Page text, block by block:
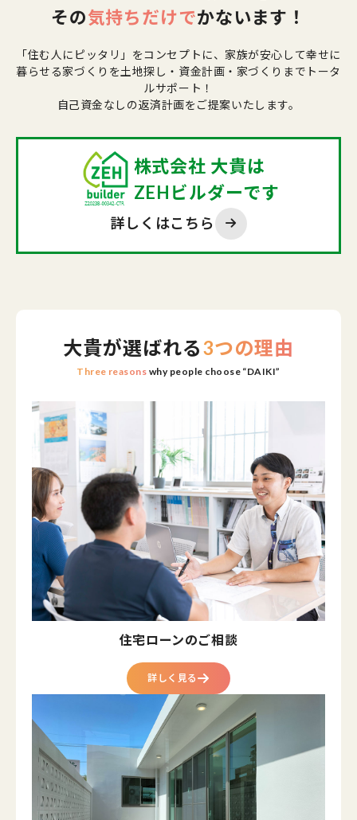
その気持ちだけでかないます！
「住む人にピッタリ」をコンセプトに、 家族が安心して幸せに
暮らせる家づくりを土地探し・資金計画・家づくりまでトータ
ルサポート！
自己資金なしの返済計画をご提案いたします。
株式会社 大貴は
ZEHビルダーです
詳しくはこちら
大貴が選ばれる3つの理由
Three reasons why people choose “DAIKI”
住宅ローンのご相談
詳しく見る